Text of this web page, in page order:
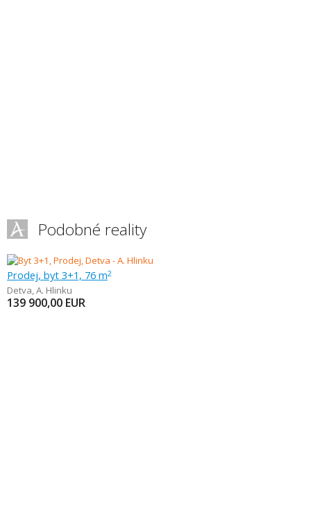
Podobné reality
Prodej, byt 3+1, 76 m2
Detva,A. Hlinku
139 900,00 EUR